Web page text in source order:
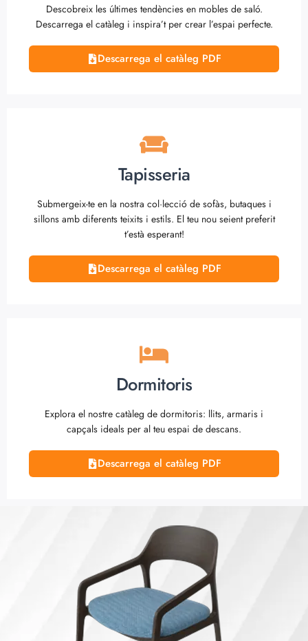
Descobreix les últimes tendències en mobles de saló.
Descarrega el catàleg i inspira’t per crear l’espai perfecte.
Descarrega el catàleg PDF
Tapisseria
Submergeix-te en la nostra col·lecció de sofàs, butaques i
sillons amb diferents teixits i estils. El teu nou seient preferit
t’està esperant!
Descarrega el catàleg PDF
Dormitoris
Explora el nostre catàleg de dormitoris: llits, armaris i
capçals ideals per al teu espai de descans.
Descarrega el catàleg PDF